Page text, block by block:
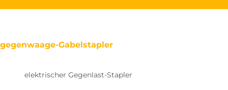
gegenwaage-Gabelstapler
elektrischer Gegenlast-Stapler